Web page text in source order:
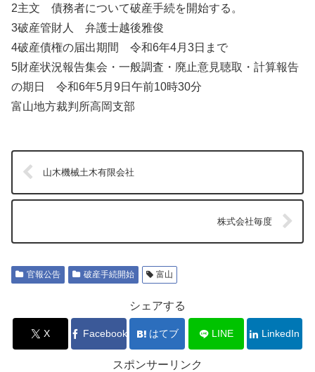
2主文 債務者について破産手続を開始する。
3破産管財人 弁護士越後雅俊
4破産債権の届出期間 令和6年4月3日まで
5財産状況報告集会・一般調査・廃止意見聴取・計算報告
の期日 令和6年5月9日午前10時30分
富山地方裁判所高岡支部
山木機械土木有限会社
株式会社毎度
官報公告 破産手続開始 富山
シェアする
X Facebook はてブ LINE LinkedIn
スポンサーリンク